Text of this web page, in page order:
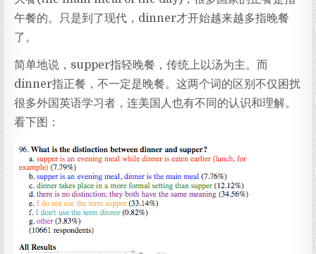
午餐的。只是到了现代，dinner才开始越来越多指晚餐
了。
简单地说，supper指轻晚餐，传统上以汤为主。而
dinner指正餐，不一定是晚餐。这两个词的区别不仅困扰
很多外国英语学习者，连美国人也有不同的认识和理解。
看下图：